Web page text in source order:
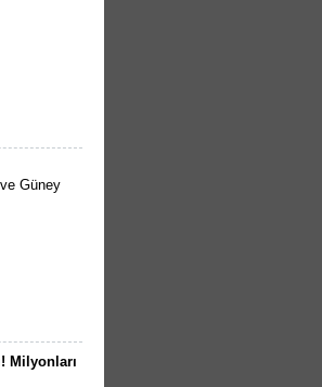
Güney
Milyonları